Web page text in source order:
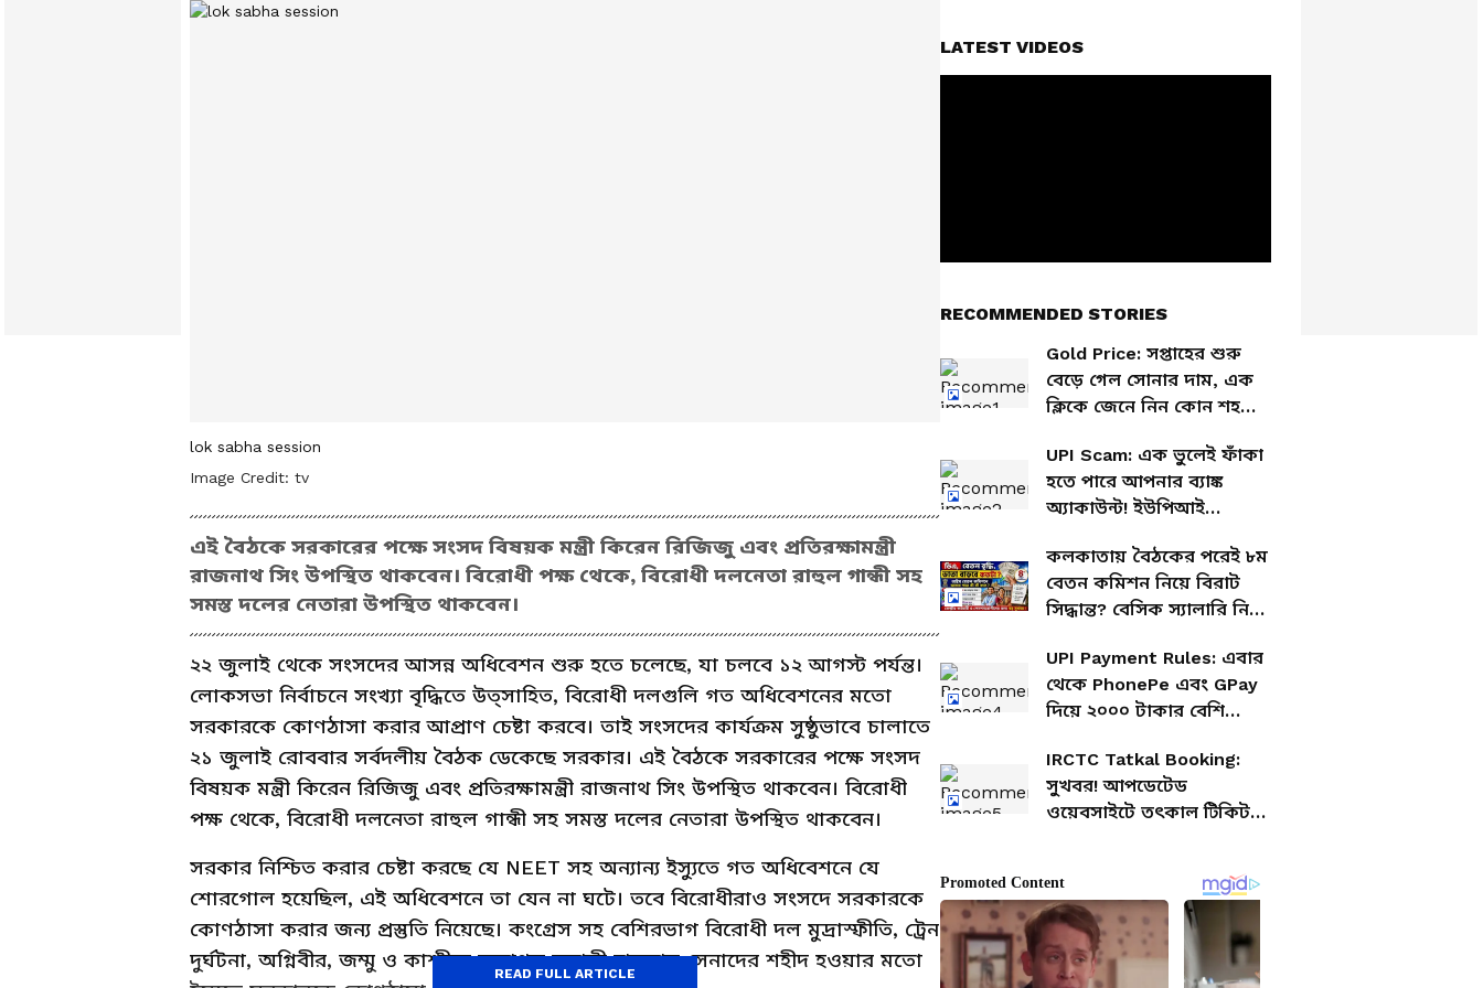
lok sabha session
Image Credit: tv
এই বৈঠকে সরকারের পক্ষে সংসদ বিষয়ক মন্ত্রী কিরেন রিজিজু এবং প্রতিরক্ষামন্ত্রী
রাজনাথ সিং উপস্থিত থাকবেন। বিরোধী পক্ষ থেকে, বিরোধী দলনেতা রাহুল গান্ধী সহ
সমস্ত দলের নেতারা উপস্থিত থাকবেন।
২২ জুলাই থেকে সংসদের আসন্ন অধিবেশন শুরু হতে চলেছে, যা চলবে ১২ আগস্ট পর্যন্ত।
লোকসভা নির্বাচনে সংখ্যা বৃদ্ধিতে উত্সাহিত, বিরোধী দলগুলি গত অধিবেশনের মতো
সরকারকে কোণঠাসা করার আপ্রাণ চেষ্টা করবে। তাই সংসদের কার্যক্রম সুষ্ঠুভাবে চালাতে
২১ জুলাই রোববার সর্বদলীয় বৈঠক ডেকেছে সরকার। এই বৈঠকে সরকারের পক্ষে সংসদ
বিষয়ক মন্ত্রী কিরেন রিজিজু এবং প্রতিরক্ষামন্ত্রী রাজনাথ সিং উপস্থিত থাকবেন। বিরোধী
পক্ষ থেকে, বিরোধী দলনেতা রাহুল গান্ধী সহ সমস্ত দলের নেতারা উপস্থিত থাকবেন।
সরকার নিশ্চিত করার চেষ্টা করছে যে NEET সহ অন্যান্য ইস্যুতে গত অধিবেশনে যে
শোরগোল হয়েছিল, এই অধিবেশনে তা যেন না ঘটে। তবে বিরোধীরাও সংসদে সরকারকে
কোণঠাসা করার জন্য প্রস্তুতি নিয়েছে। কংগ্রেস সহ বেশিরভাগ বিরোধী দল মুদ্রাস্ফীতি, ট্রেন
দুর্ঘটনা, অগ্নিবীর, জম্মু ও কাশ্মীরে ক্রমাগত সন্ত্রাসী হামলায় সেনাদের শহীদ হওয়ার মতো
READ FULL ARTICLE
LATEST VIDEOS
RECOMMENDED STORIES
Gold Price: সপ্তাহের শুরু
বেড়ে গেল সোনার দাম, এক
ক্লিকে জেনে নিন কোন শহরে
UPI Scam: এক ভুলেই ফাঁকা
হতে পারে আপনার ব্যাঙ্ক
অ্যাকাউন্ট! ইউপিআই
কলকাতায় বৈঠকের পরেই ৮ম
বেতন কমিশন নিয়ে বিরাট
সিদ্ধান্ত? বেসিক স্যালারি নিয়ে
UPI Payment Rules: এবার
থেকে PhonePe এবং GPay
দিয়ে ২০০০ টাকার বেশি
কাটবে?
IRCTC Tatkal Booking:
সুখবর! আপডেটেড
ওয়েবসাইটে তৎকাল টিকিট